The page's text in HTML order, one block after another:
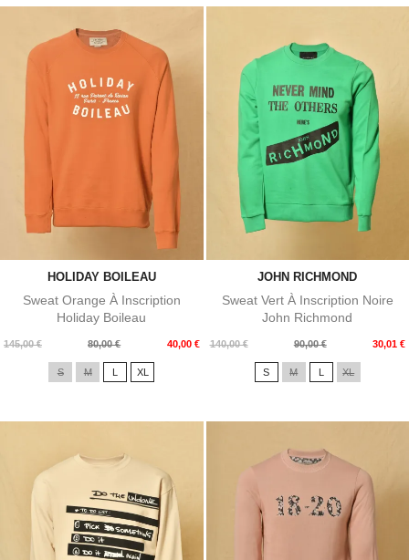
HOLIDAY BOILEAU
Sweat Orange À Inscription
Holiday Boileau
145,00 €
Prix
80,00 € 40,00 €
Prix
S M XL
JOHN RICHMOND
Sweat Vert À Inscription Noire
John Richmond
140,00 €
Prix
90,00 € 30,01 €
Prix
S M XL